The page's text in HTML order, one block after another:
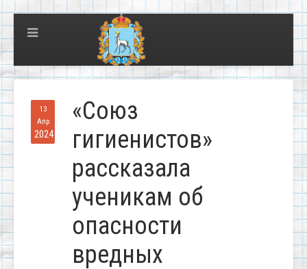
13
Апр
2024
«Союз
гигиенистов»
рассказала
ученикам об
опасности
вредных